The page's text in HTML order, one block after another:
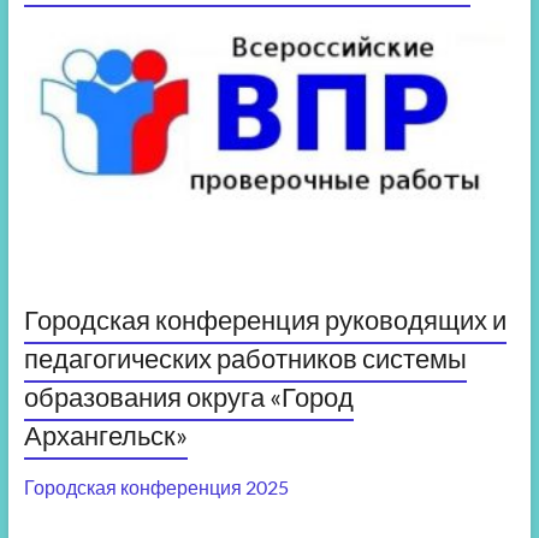
Городская конференция руководящих и
педагогических работников системы
образования округа «Город
Архангельск»
Городская конференция 2025